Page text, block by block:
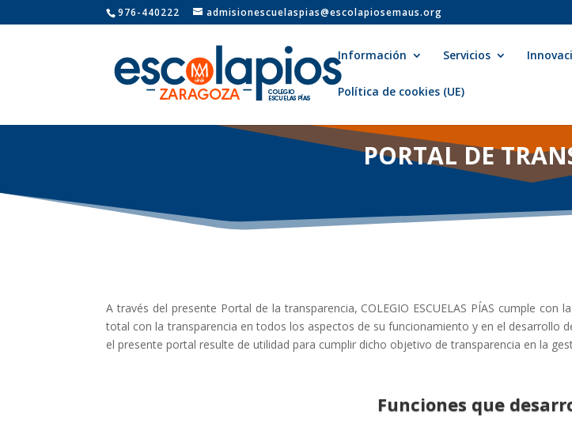
976-440222 admisionescuelaspias@escolapiosemaus.org
Información Servicios
Política de cookies (UE)
PORTAL DE
A través del presente Portal de la transparencia, COLEGIO ESCUELAS PÍAS cumple
total con la transparencia en todos los aspectos de su funcionamiento y en el desarrollo
el presente portal resulte de utilidad para cumplir dicho objetivo de transparencia en la
Funciones que